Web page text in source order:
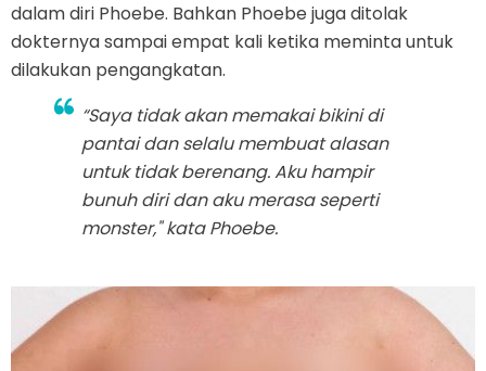
dalam diri Phoebe. Bahkan Phoebe juga ditolak
dokternya sampai empat kali ketika meminta untuk
dilakukan pengangkatan.
“Saya tidak akan memakai bikini di
pantai dan selalu membuat alasan
untuk tidak berenang. Aku hampir
bunuh diri dan aku merasa seperti
monster," kata Phoebe.